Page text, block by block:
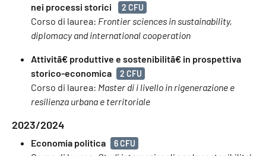
nei processi storici
2 CFU
Corso di laurea: Frontier sciences in sustainability,
diplomacy and international cooperation
Attivitã€ produttive e sostenibilitã€ in prospettiva
storico-economica
2 CFU
Corso di laurea: Master di i livello in rigenerazione e
resilienza urbana e territoriale
2023/2024
Economia politica 6 CFU